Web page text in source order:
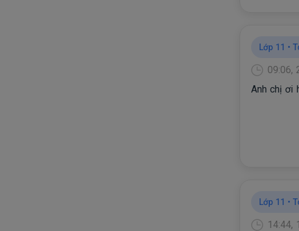
Lớp 11 •
09:06,
Anh chị ơi
Lớp 11 •
14:44,